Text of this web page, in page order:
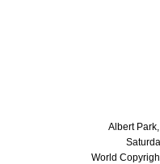
Albert
World